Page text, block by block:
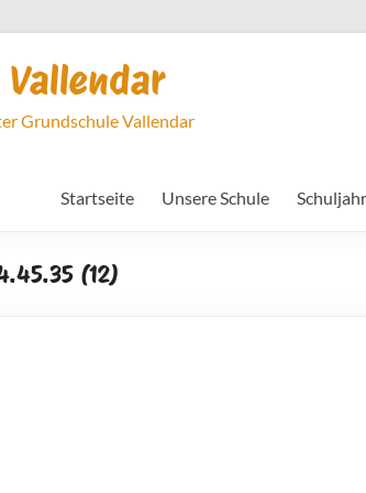
Grundschule Vallendar
Startseite Unsere Schule
(12)